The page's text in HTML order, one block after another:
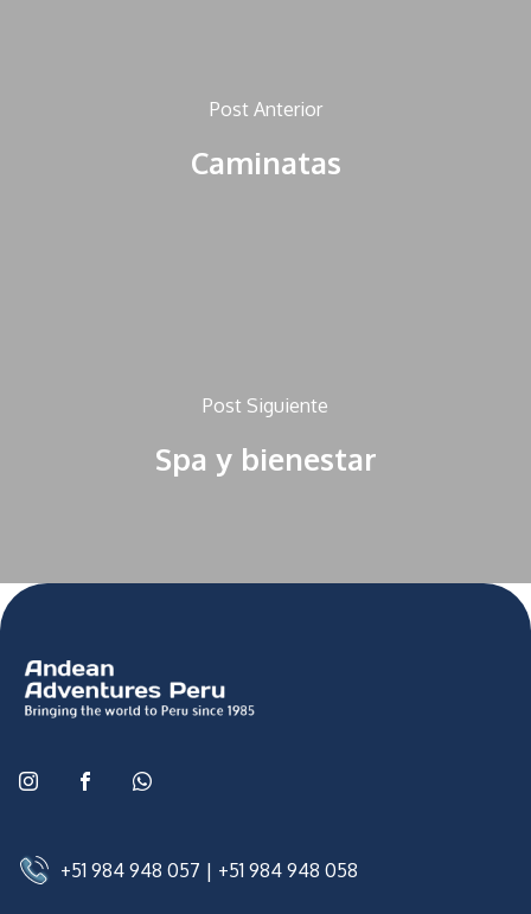
Post Anterior
Caminatas
Post Siguiente
Spa y bienestar
+51 984 948 057 | +51 984 948 058